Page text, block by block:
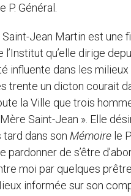
P. Général.
Jean Martin est une
l’Institut qu’elle dirige
influente dans les milieux
trente un dicton courait
la Ville que trois
Saint-Jean ». Elle
dans son Mémoire le
pardonner de s’être
moi par quelques
informée sur son